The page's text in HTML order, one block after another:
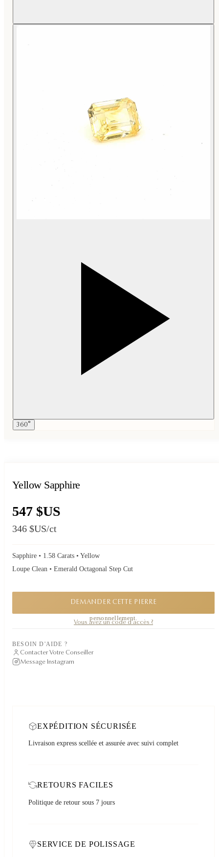
360°
Yellow Sapphire
547 $US
346 $US/ct
Sapphire • 1.58 Carats • Yellow
Loupe Clean • Emerald Octagonal Step Cut
DEMANDER CETTE PIERRE
personnellement.
Vous avez un code d'accès ?
BESOIN D'AIDE ?
Contacter Votre Conseiller
Message Instagram
EXPÉDITION SÉCURISÉE
Livraison express scellée et assurée avec suivi complet
RETOURS FACILES
Politique de retour sous 7 jours
SERVICE DE POLISSAGE